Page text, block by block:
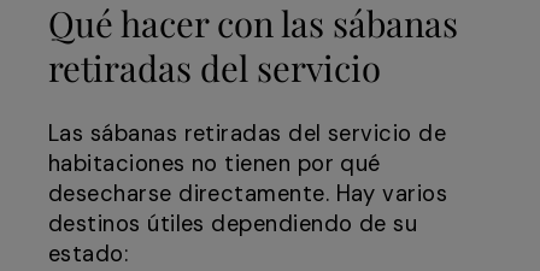
Qué hacer con las sábanas
retiradas del servicio
Las sábanas retiradas del servicio de
habitaciones no tienen por qué
desecharse directamente. Hay varios
destinos útiles dependiendo de su
estado: